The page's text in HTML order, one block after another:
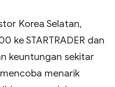
Korea Selatan,
ke STARTRADER dan
keuntungan sekitar
menarik